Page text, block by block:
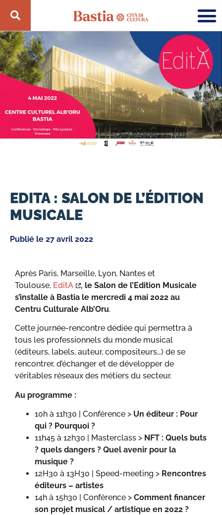
EDITA : SALON DE L’ÉDITION
MUSICALE
Publié le 27 avril 2022
Après Paris, Marseille, Lyon, Nantes et
Toulouse, EditA
, le Salon de l’Edition Musicale
s’installe à Bastia le mercredi 4 mai 2022 au
Centru Culturale Alb’Oru.
Cette journée-rencontre dédiée qui permettra à
tous les professionnels du monde musical
(éditeurs, labels, auteur, compositeurs…) de se
rencontrer, d’échanger et de développer de
véritables réseaux des métiers du secteur.
Au programme :
10h à 11h30 | Conférence > Un éditeur : Pour
qui ? Pourquoi ?
11h45 à 12h30 | Masterclass > NFT : Quels buts
? quels dangers ? Quel avenir pour la
musique ?
12H30 à 13H30 | Speed-meeting > Rencontres
éditeurs – artistes
14h à 15h30 | Conférence > Comment financer
son projet musical / artistique en 2022 ?